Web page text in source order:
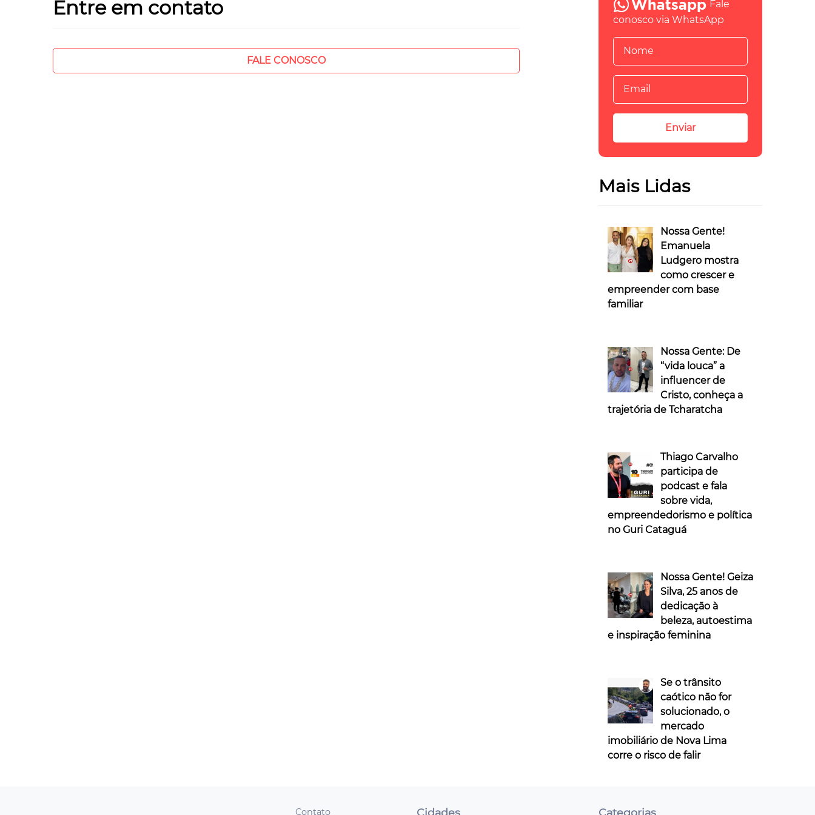
Entre em contato
FALE CONOSCO
Fale
conosco via WhatsApp
Mais Lidas
Nossa Gente!
Emanuela
Ludgero mostra
como crescer e
empreender com base
familiar
Nossa Gente: De
“vida louca” a
influencer de
Cristo, conheça a
trajetória de Tcharatcha
Thiago Carvalho
participa de
podcast e fala
sobre vida,
empreendedorismo e política
no Guri Cataguá
Nossa Gente! Geiza
Silva, 25 anos de
dedicação à
beleza, autoestima
e inspiração feminina
Se o trânsito
caótico não for
solucionado, o
mercado
imobiliário de Nova Lima
corre o risco de falir
Contato Cidades Categorias